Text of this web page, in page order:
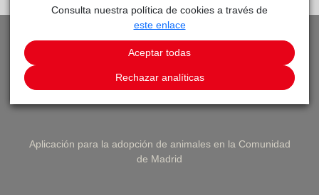
Aplicación para la adopción de animales en la Comunidad
de Madrid
Consulta nuestra política de cookies a través de
este enlace
Aceptar todas
Rechazar analíticas